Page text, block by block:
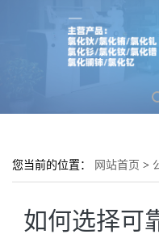
您当前的位置： 网站首页 >
如何选择可